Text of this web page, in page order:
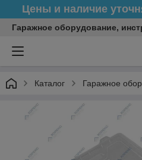
Цены и наличие
Гаражное оборудование,
Каталог Гаражное